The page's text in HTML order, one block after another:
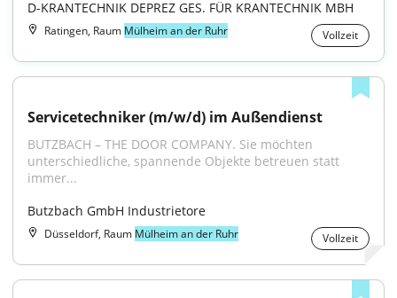
D-KRANTECHNIK DEPREZ GES. FÜR KRANTECHNIK MBH
Ratingen, Raum Mülheim an der Ruhr Vollzeit
Servicetechniker (m/w/d) im Außendienst
BUTZBACH – THE DOOR COMPANY. Sie möchten
unterschiedliche, spannende Objekte betreuen statt
immer...
Butzbach GmbH Industrietore
Düsseldorf, Raum Mülheim an der Ruhr Vollzeit